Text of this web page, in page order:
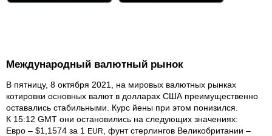
Международный валютный рынок
В пятницу, 8 октября 2021, на мировых валютных рынках
котировки основных валют в долларах США преимущественно
оставались стабильными. Курс йены при этом понизился.
К 15:12 GMT они остановились на следующих значениях:
Евро – $1,1574 за 1 EUR
, фунт стерлингов Велико­британии –